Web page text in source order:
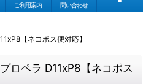
ご利用案内 問い合わせ
【ネコポス便対応】
ロペラ D11xP8【ネコポス